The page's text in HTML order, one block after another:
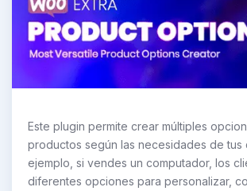
Este plugin permite crear múltiples
productos según las necesidades de tus
ejemplo, si vendes un computador, los
diferentes opciones para personalizar,